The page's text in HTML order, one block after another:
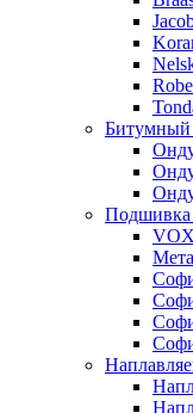
Битумный
Подшивка